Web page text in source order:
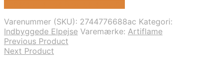
Varenummer (SKU): 2744776688ac Kategori:
Indbyggede Elpejse Varemærke: Artiflame
Previous Product
Next Product